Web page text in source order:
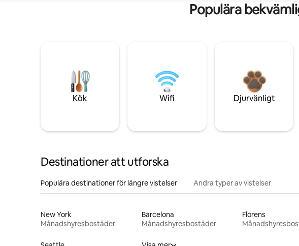
Populära
Kök Wifi Djurvänligt
Destinationer att utforska
Populära destinationer för längre vistelser Andra typer av vistelser
New York
Månadshyresbostäder
Barcelona
Månadshyresbostäder
Florens